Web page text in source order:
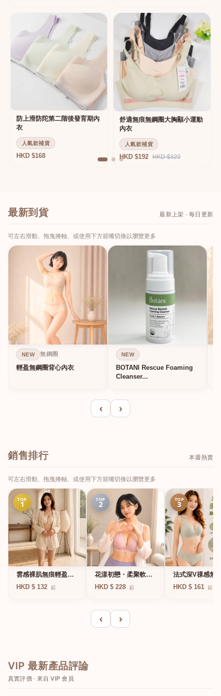
防上滑防陀第二階後發育期內
衣
人氣款補貨
HKD $168
舒適無痕無鋼圈大胸顯小運動
內衣
人氣款補貨
HKD $192 HKD $320
最新到貨 最新上架 · 每日更新
可左右滑動、拖曳捲軸、或使用下方箭嘴切換以瀏覽更多
NEW 無鋼圈
輕盈無鋼圈背心內衣
NEW
BOTANI Rescue Foaming
Cleanser...
‹ ›
銷售排行 本週熱賣
可左右滑動、拖曳捲軸、或使用下方箭嘴切換以瀏覽更多
TOP
1
雲感裸肌無痕輕盈無
鋼圈內衣
HKD $ 132 起
TOP
2
花漾初戀・柔聚軟鋼
圈蕾絲內衣
HKD $ 228 起
TOP
3
法式深V祼感無
凍軟支撐條無鋼
HKD $ 161 起
‹ ›
VIP 最新產品評論
真實評價 · 來自 VIP 會員